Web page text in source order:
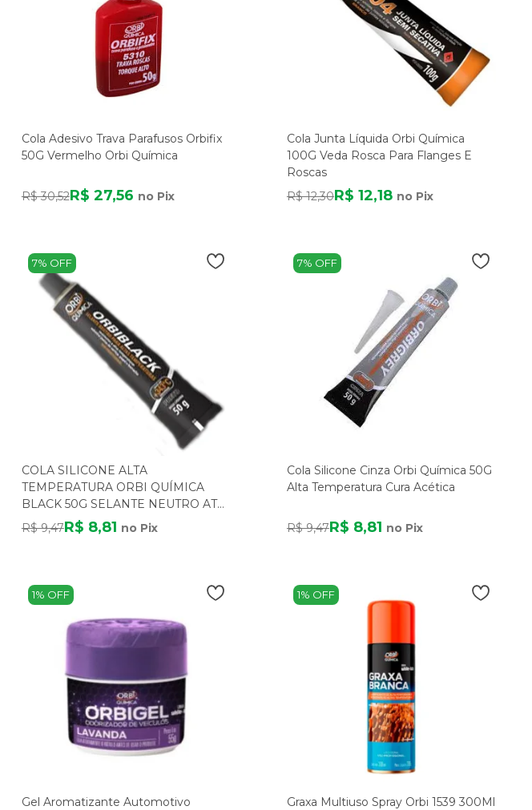
Cola Adesivo Trava Parafusos Orbifix
50G Vermelho Orbi Química
R$ 30,52R$ 27,56 no Pix
Cola Junta Líquida Orbi Química
100G Veda Rosca Para Flanges E
Roscas
R$ 12,30R$ 12,18 no Pix
7% OFF
COLA SILICONE ALTA
TEMPERATURA ORBI QUÍMICA
BLACK 50G SELANTE NEUTRO ATÉ
240°C
R$ 9,47R$ 8,81 no Pix
7% OFF
Cola Silicone Cinza Orbi Química 50G
Alta Temperatura Cura Acética
R$ 9,47R$ 8,81 no Pix
1% OFF
Gel Aromatizante Automotivo
1% OFF
Graxa Multiuso Spray Orbi 1539 300Ml